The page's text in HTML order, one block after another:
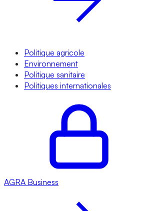
Politique agricole
Environnement
Politique sanitaire
Politiques internationales
AGRA Business